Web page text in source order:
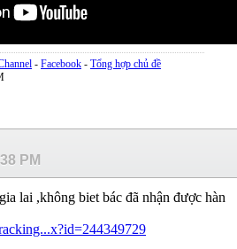
- Facebook - Tổng hợp chủ đề
PM
lai ,không biet bác đã nhận được hàn